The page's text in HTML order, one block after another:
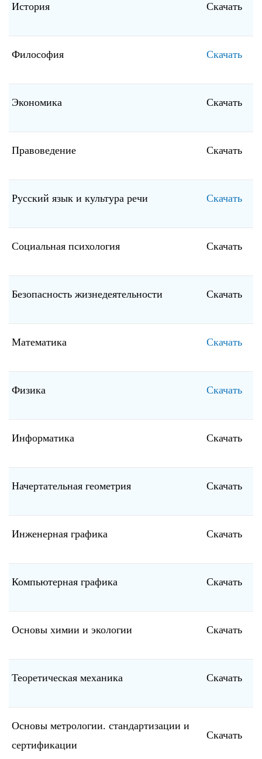
История Скачать
Философия Скачать
Экономика Скачать
Правоведение Скачать
Русский язык и культура речи Скачать
Социальная психология Скачать
Безопасность жизнедеятельности Скачать
Математика Скачать
Физика Скачать
Информатика Скачать
Начертательная геометрия Скачать
Инженерная графика Скачать
Компьютерная графика Скачать
Основы химии и экологии Скачать
Теоретическая механика Скачать
Основы метрологии. стандартизации и
сертификации
Скачать